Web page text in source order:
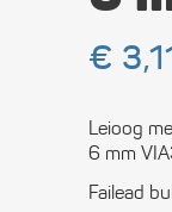
€
Leioog
6 mm
Failead